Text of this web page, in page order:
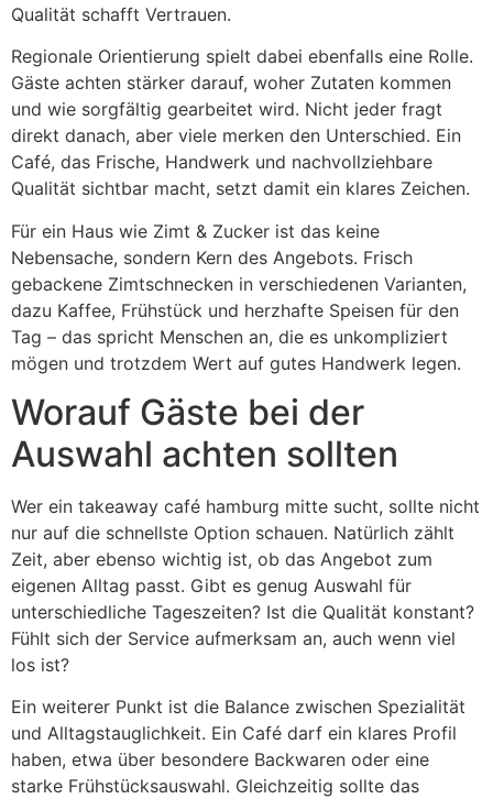
Qualität schafft Vertrauen.
Regionale Orientierung spielt dabei ebenfalls eine Rolle.
Gäste achten stärker darauf, woher Zutaten kommen
und wie sorgfältig gearbeitet wird. Nicht jeder fragt
direkt danach, aber viele merken den Unterschied. Ein
Café, das Frische, Handwerk und nachvollziehbare
Qualität sichtbar macht, setzt damit ein klares Zeichen.
Für ein Haus wie Zimt & Zucker ist das keine
Nebensache, sondern Kern des Angebots. Frisch
gebackene Zimtschnecken in verschiedenen Varianten,
dazu Kaffee, Frühstück und herzhafte Speisen für den
Tag – das spricht Menschen an, die es unkompliziert
mögen und trotzdem Wert auf gutes Handwerk legen.
Worauf Gäste bei der
Auswahl achten sollten
Wer ein takeaway café hamburg mitte sucht, sollte nicht
nur auf die schnellste Option schauen. Natürlich zählt
Zeit, aber ebenso wichtig ist, ob das Angebot zum
eigenen Alltag passt. Gibt es genug Auswahl für
unterschiedliche Tageszeiten? Ist die Qualität konstant?
Fühlt sich der Service aufmerksam an, auch wenn viel
los ist?
Ein weiterer Punkt ist die Balance zwischen Spezialität
und Alltagstauglichkeit. Ein Café darf ein klares Profil
haben, etwa über besondere Backwaren oder eine
starke Frühstücksauswahl. Gleichzeitig sollte das